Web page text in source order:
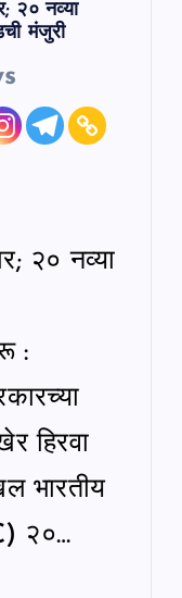
२० नव्या
मंजुरी
२० नव्या
:
हिरवा
भारतीय
२०…